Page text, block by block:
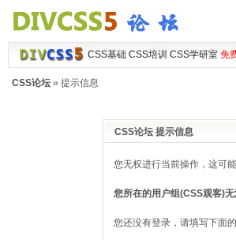
CSS基础 CSS培训 CSS学研室 免
CSS论坛» 提示信息
CSS论坛 提示信息
您无权进行当前操作，这可
您所在的用户组(CSS观客)无
您还没有登录，请填写下面